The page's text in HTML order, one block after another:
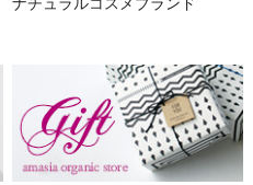
ナチュラルコスメブランド